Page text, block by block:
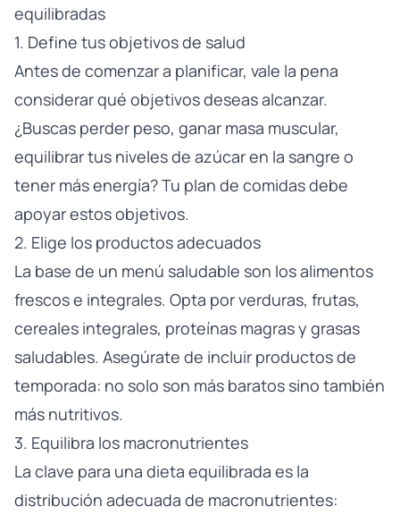
equilibradas
1. Define tus objetivos de salud
Antes de comenzar a planificar, vale la pena
considerar qué objetivos deseas alcanzar.
¿Buscas perder peso, ganar masa muscular,
equilibrar tus niveles de azúcar en la sangre o
tener más energía? Tu plan de comidas debe
apoyar estos objetivos.
2. Elige los productos adecuados
La base de un menú saludable son los alimentos
frescos e integrales. Opta por verduras, frutas,
cereales integrales, proteínas magras y grasas
saludables. Asegúrate de incluir productos de
temporada: no solo son más baratos sino también
más nutritivos.
3. Equilibra los macronutrientes
La clave para una dieta equilibrada es la
distribución adecuada de macronutrientes: